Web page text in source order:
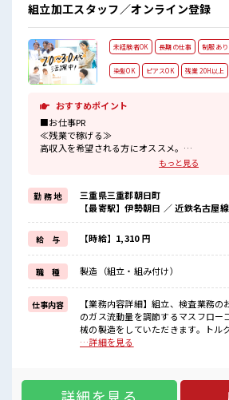
組立加工スタッフ／オンライン登録
未経験者OK 長期の仕事 制服あり
染髪OK ピアスOK 残業 20H以上
おすすめポイント
■お仕事PR
≪残業で稼げる≫
高収入を希望される方にオススメ。
残業は月20時間以上あります♪
基本的に髪色自由で明るすぎたり奇抜でなけれ
(規定有)≪ラクラク制服アリ≫
制服があるので、
毎日の服装の悩み解消♪
≪未経験でも活躍できる≫
新しいことにチャレンジするのは不安だけど、
しっかり働く環境が整っています！
イチからスキルUP・ステップUP目指していき
≪様々なお仕事をご提案≫
一人で悩まず気軽に相談できる、
派遣のお仕事です！
■職場の雰囲気
モチベーションもUP！
20代が多数活躍中！
もっと見る
勤 務 地
三重県三重郡朝日町
【最寄駅】伊勢朝日 ／ 近鉄名古屋線
給 与 【時給】1,310 円
職 種 製造（組立・組み付け）
仕事内容
【業務内容詳細】組立、検査業務
のガス流動量を調節するマスフロー
械の製造をしていただきます。トル
ねじ締めをしたり、数値をパソコン
≪残業で稼げる≫ 高収入を希望され
月20時間以上あります♪ ≪髪型自由
…詳細を見る